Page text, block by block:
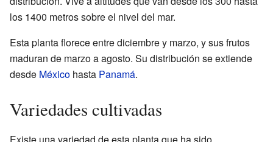
los 1400 metros sobre el nivel del mar.
Esta planta florece entre diciembre y marzo, y sus frutos
maduran de marzo a agosto. Su distribución se extiende
desde México hasta Panamá.
Variedades cultivadas
Existe una variedad de esta planta que ha sido